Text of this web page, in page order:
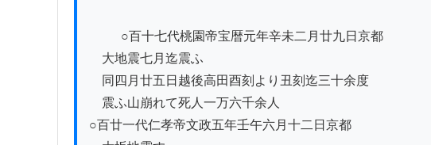
大地震七月迄震ふ
同四月廿五日越後高田酉刻より丑刻迄三十余度
震ふ山崩れて死人一万六千余人
○百廿一代仁孝帝文政五年壬午六月十二日京都